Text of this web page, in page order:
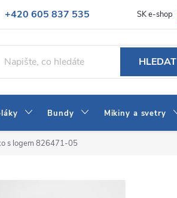
+420 605 837 535
info@jeans-shop.cz
podmínky Naše prodejna Blog
SK e-shop
HLEDAT
Bundy Mikiny a svetry
s logem 826471-05